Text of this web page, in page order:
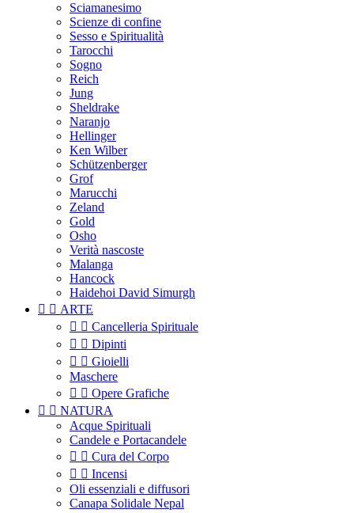
Sciamanesimo
Scienze di confine
Sesso e Spiritualità
Tarocchi
Sogno
Reich
Jung
Sheldrake
Naranjo
Hellinger
Ken Wilber
Schützenberger
Grof
Marucchi
Zeland
Gold
Osho
Verità nascoste
Malanga
Hancock
Haidehoi David Simurgh
  ARTE
  Cancelleria Spirituale
  Dipinti
  Gioielli
Maschere
  Opere Grafiche
  NATURA
Acque Spirituali
Candele e Portacandele
  Cura del Corpo
  Incensi
Oli essenziali e diffusori
Canapa Solidale Nepal